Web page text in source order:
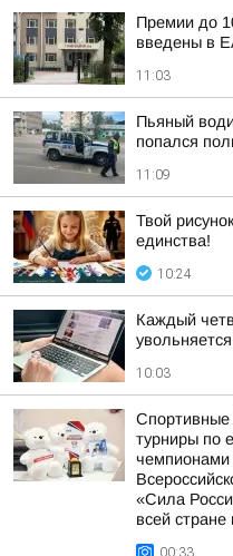
Премии до
введены в
11:03
Пьяный
попался
11:09
Твой
единства!
10:24
Каждый
10:03
Спортивные
турниры по
чемпионами
«Сила
всей
00:33